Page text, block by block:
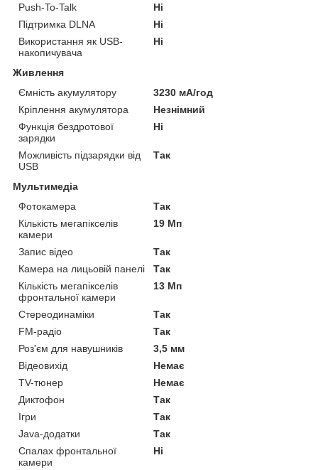
Push-To-Talk
Ні
Підтримка DLNA
Ні
Використання як USB-
накопичувача
Ні
Живлення
Ємність акумулятору
3230 мА/год
Кріплення акумулятора
Незнімний
Функція бездротової
зарядки
Ні
Можливість підзарядки від
USB
Так
Мультимедіа
Фотокамера
Так
Кількість мегапікселів
камери
19 Мп
Запис відео
Так
Камера на лицьовій панелі
Так
Кількість мегапікселів
фронтальної камери
13 Мп
Стереодинаміки
Так
FM-радіо
Так
Роз'єм для навушників
3,5 мм
Відеовихід
Немає
TV-тюнер
Немає
Диктофон
Так
Ігри
Так
Java-додатки
Так
Спалах фронтальної
камери
Ні